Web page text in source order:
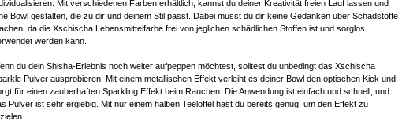
Mit verschiedenen Farben erhältlich, kannst du deiner Kreativität freien Lauf lassen und
Bowl gestalten, die zu dir und deinem Stil passt. Dabei musst du dir keine Gedanken über Schadstoffe
da die Xschischa Lebensmittelfarbe frei von jeglichen schädlichen Stoffen ist und sorglos
werden kann.
du dein Shisha-Erlebnis noch weiter aufpeppen möchtest, solltest du unbedingt das Xschischa
Pulver ausprobieren. Mit einem metallischen Effekt verleiht es deiner Bowl den optischen Kick und
für einen zauberhaften Sparkling Effekt beim Rauchen. Die Anwendung ist einfach und schnell, und
Pulver ist sehr ergiebig. Mit nur einem halben Teelöffel hast du bereits genug, um den Effekt zu